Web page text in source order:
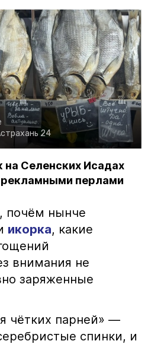
24
Селенских Исадах
перлами
почём нынче
икорка, какие
внимания не
заряженные
чётких парней» —
спинки, и